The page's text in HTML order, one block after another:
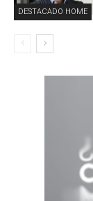
DESTACADO HOME